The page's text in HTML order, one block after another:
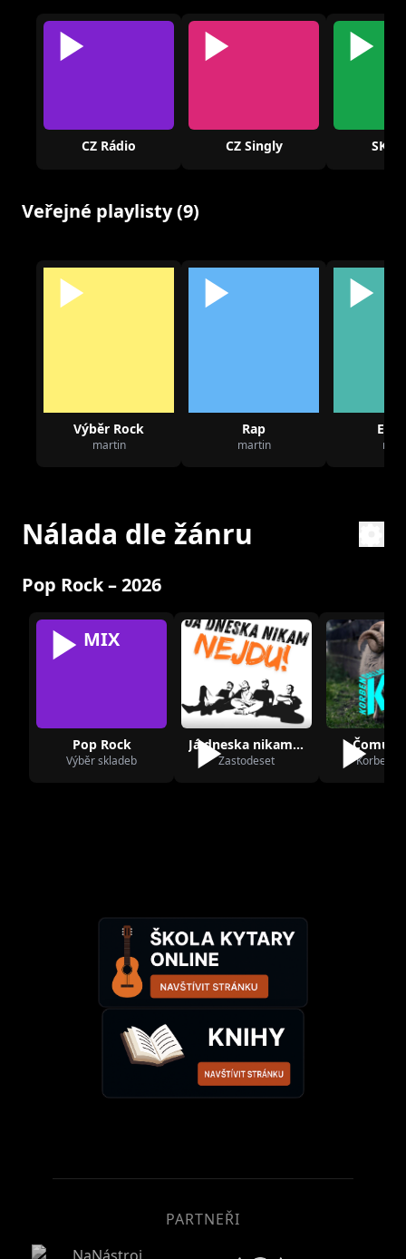
CZ Rádio CZ Singly SK
Veřejné playlisty (9)
Výběr Rock
martin
Rap
martin
Nálada dle žánru
Pop Rock – 2026
MIX
Pop Rock
Výběr skladeb
Já dneska nikam nejdu
Zastodeset
Čomu
Korben
PARTNEŘI